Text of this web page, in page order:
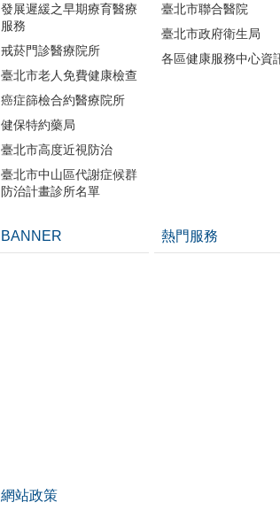
發展遲緩之早期療育醫療
服務
戒菸門診醫療院所
臺北市老人免費健康檢查
癌症篩檢合約醫療院所
健保特約藥局
臺北市高度近視防治
臺北市中山區代謝症候群
防治計畫診所名單
臺北市聯合醫院
臺北市政府衛生局
各區健康服務中心資
BANNER 熱門服務
網站政策